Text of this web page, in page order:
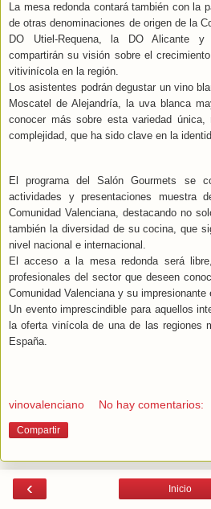
La mesa redonda contará también con la
de otras denominaciones de origen de la
DO Utiel-Requena, la DO Alicante
compartirán su visión sobre el
vitivinícola en la región.
Los asistentes podrán degustar un vino
Moscatel de Alejandría, la uva blanca
conocer más sobre esta variedad
complejidad, que ha sido clave en la
El programa del Salón Gourmets se
actividades y presentaciones muestra
Comunidad Valenciana, destacando no
también la diversidad de su cocina, que
nivel nacional e internacional.
El acceso a la mesa redonda será
profesionales del sector que deseen
Comunidad Valenciana y su
Un evento imprescindible para aquellos
la oferta vinícola de una de las regiones
España.
vinovalenciano No hay comentarios:
Compartir
‹ Inicio